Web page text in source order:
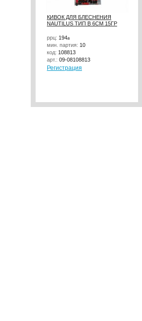
КИВОК ДЛЯ БЛЕСНЕНИЯ
NAUTILUS ТИП B 6СМ 15ГР
ррц: 194a
мин. партия: 10
код: 108813
арт.: 09-08108813
Регистрация